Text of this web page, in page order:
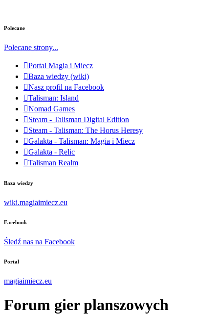
Polecane
Polecane strony...
Portal Magia i Miecz
Baza wiedzy (wiki)
Nasz profil na Facebook
Talisman: Island
Nomad Games
Steam - Talisman Digital Edition
Steam - Talisman: The Horus Heresy
Galakta - Talisman: Magia i Miecz
Galakta - Relic
Talisman Realm
Baza wiedzy
wiki.magiaimiecz.eu
Facebook
Śledź nas na Facebook
Portal
magiaimiecz.eu
Forum gier planszowych